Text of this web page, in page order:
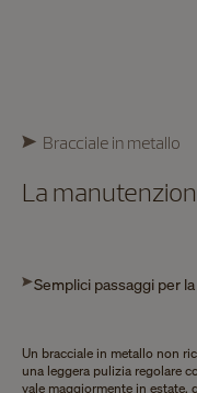
Bracciale in metallo
La
Semplici passaggi per
Un bracciale in metallo non
una leggera pulizia regolare
vale maggiormente in estate,